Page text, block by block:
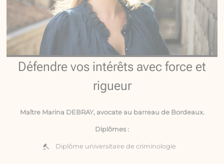
Défendre vos intérêts avec force et
rigueur
Maître Marina DEBRAY, avocate au barreau de Bordeaux.
Diplômes :
Diplôme universitaire de criminologie